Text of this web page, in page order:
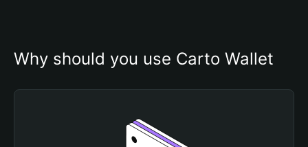
Why should you use Carto Wallet